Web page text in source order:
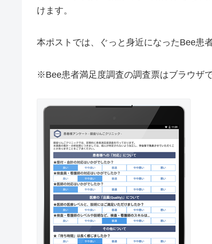
けます。
本ポストでは、ぐっと身近になったBee患
※Bee患者満足度調査の調査票はブラウザ